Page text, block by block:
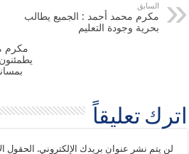
السابق
مكرم محمد أحمد : الجميع يطالب
بحرية وجودة التعليم
مكرم
اترك تعليقاً
لن يتم نشر عنوان بريدك الإلكتروني. الحقول